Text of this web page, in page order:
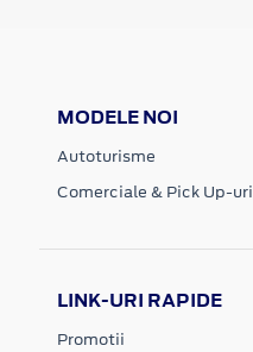
MODELE NOI
Autoturisme
Comerciale & Pick Up-uri
LINK-URI RAPIDE
Promotii